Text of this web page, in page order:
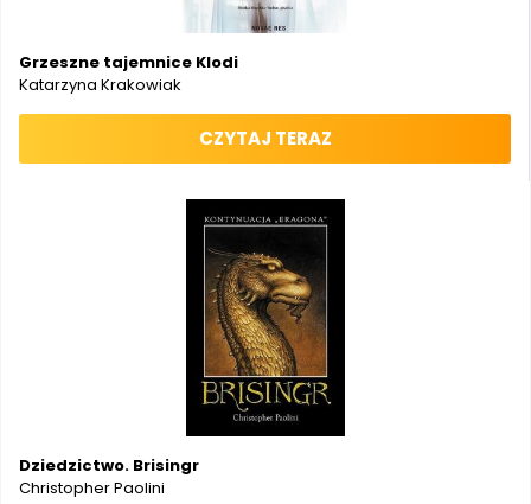
Grzeszne tajemnice Klodi
Katarzyna Krakowiak
CZYTAJ TERAZ
Dziedzictwo. Brisingr
Christopher Paolini